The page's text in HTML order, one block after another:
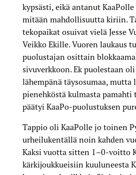
kypsästi, eikä antanut KaaPolle
mitään mahdollisuutta kiriin.
tekopaikat osuivat vielä Jesse
Veikko Ekille. Vuoren laukaus
puolustajan osittain
sivuverkkoon. Ek puolestaan
lähempänä täysosumaa, mutta
pienehköstä kulmasta pamahti
päätyi KaaPo-puolustuksen
Tappio oli KaaPolle jo toinen
urheilukentällä noin kahden
Kaksi vuotta sitten 1–0-voitto
kärkijoukkueisiin kuuluneesta